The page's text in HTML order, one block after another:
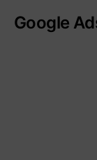
Google